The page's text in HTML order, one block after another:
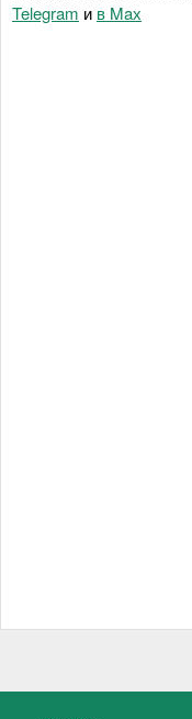
Telegram и в Maх